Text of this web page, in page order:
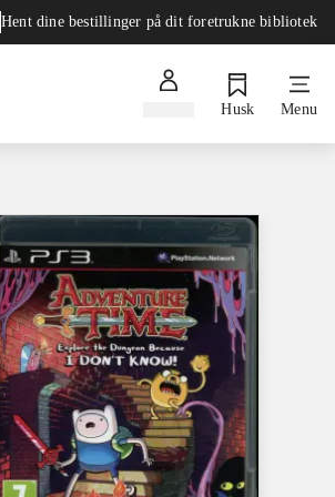
Hent dine bestillinger på dit foretrukne bibliotek
Husk Menu